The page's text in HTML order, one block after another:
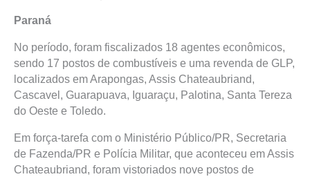
Paraná
No período, foram fiscalizados 18 agentes econômicos,
sendo 17 postos de combustíveis e uma revenda de GLP,
localizados em Arapongas, Assis Chateaubriand,
Cascavel, Guarapuava, Iguaraçu, Palotina, Santa Tereza
do Oeste e Toledo.
Em força-tarefa com o Ministério Público/PR, Secretaria
de Fazenda/PR e Polícia Militar, que aconteceu em Assis
Chateaubriand, foram vistoriados nove postos de